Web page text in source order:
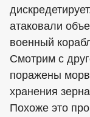
атаковали
военный
Смотрим с
поражены
хранения
Похоже это